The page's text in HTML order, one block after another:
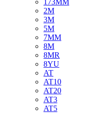
173MM
2M
3M
5M
7MM
8M
8MR
8YU
AT
AT10
AT20
AT3
AT5